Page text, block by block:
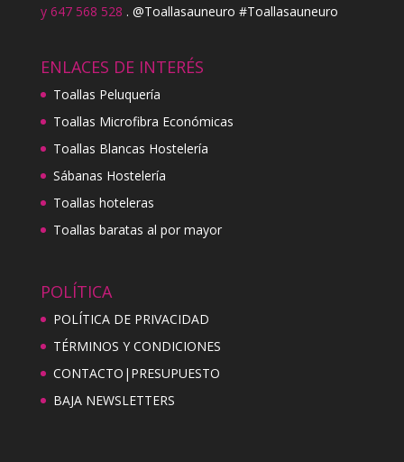
y 647 568 528 . @Toallasauneuro #Toallasauneuro
ENLACES DE INTERÉS
Toallas Peluquería
Toallas Microfibra Económicas
Toallas Blancas Hostelería
Sábanas Hostelería
Toallas hoteleras
Toallas baratas al por mayor
POLÍTICA
POLÍTICA DE PRIVACIDAD
TÉRMINOS Y CONDICIONES
CONTACTO|PRESUPUESTO
BAJA NEWSLETTERS